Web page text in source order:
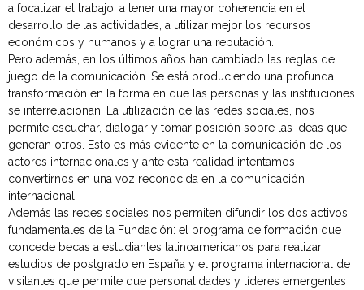
a focalizar el trabajo, a tener una mayor coherencia en el
desarrollo de las actividades, a utilizar mejor los recursos
económicos y humanos y a lograr una reputación.
Pero además, en los últimos años han cambiado las reglas de
juego de la comunicación. Se está produciendo una profunda
transformación en la forma en que las personas y las instituciones
se interrelacionan. La utilización de las redes sociales, nos
permite escuchar, dialogar y tomar posición sobre las ideas que
generan otros. Esto es más evidente en la comunicación de los
actores internacionales y ante esta realidad intentamos
convertirnos en una voz reconocida en la comunicación
internacional.
Además las redes sociales nos permiten difundir los dos activos
fundamentales de la Fundación: el programa de formación que
concede becas a estudiantes latinoamericanos para realizar
estudios de postgrado en España y el programa internacional de
visitantes que permite que personalidades y líderes emergentes